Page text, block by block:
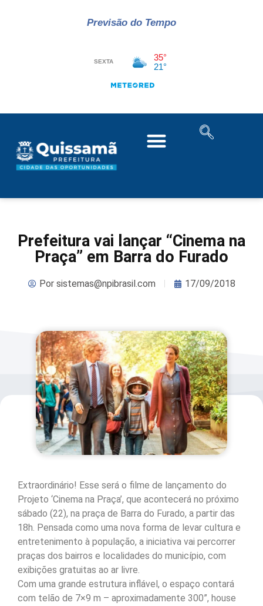
Previsão do Tempo
Prefeitura vai lançar “Cinema na
Praça” em Barra do Furado
Porsistemas@npibrasil.com 17/09/2018
Extraordinário! Esse será o filme de lançamento do
Projeto ‘Cinema na Praça’, que acontecerá no próximo
sábado (22), na praça de Barra do Furado, a partir das
18h. Pensada como uma nova forma de levar cultura e
entretenimento à população, a iniciativa vai percorrer
praças dos bairros e localidades do município, com
exibições gratuitas ao ar livre.
Com uma grande estrutura inflável, o espaço contará
com telão de 7×9 m – aproximadamente 300”, house